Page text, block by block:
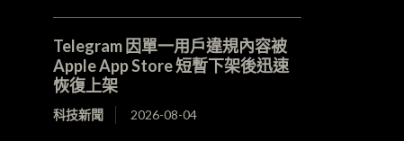
Telegram 因單一用戶違規內容被
Apple App Store 短暫下架後迅速
恢復上架
科技新聞 2026-08-04